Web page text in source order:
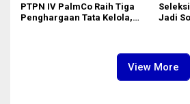
PTPN IV PalmCo Raih Tiga
Penghargaan Tata Kelola,
Jadi
View More